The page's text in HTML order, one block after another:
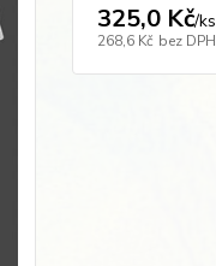
325,0 Kč/ks
268,6 Kč bez DPH